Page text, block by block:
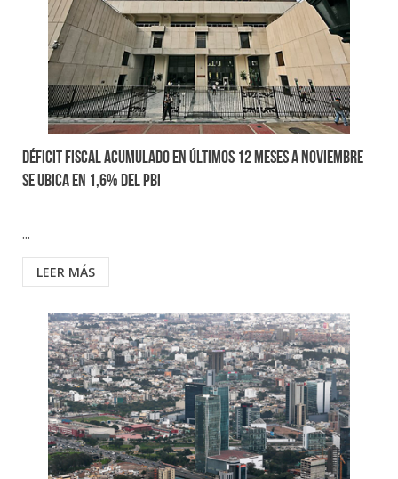
Déficit fiscal acumulado en últimos 12 meses a noviembre
se ubica en 1,6% del PBI
...
LEER MÁS